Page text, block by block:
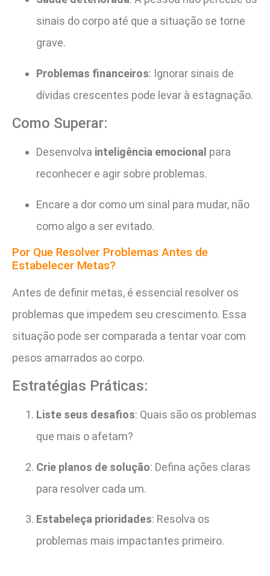
sinais do corpo até que a situação se torne
grave.
Problemas financeiros: Ignorar sinais de
dívidas crescentes pode levar à estagnação.
Como Superar:
Desenvolva inteligência emocional para
reconhecer e agir sobre problemas.
Encare a dor como um sinal para mudar, não
como algo a ser evitado.
Por Que Resolver Problemas Antes de
Estabelecer Metas?
Antes de definir metas, é essencial resolver os
problemas que impedem seu crescimento. Essa
situação pode ser comparada a tentar voar com
pesos amarrados ao corpo.
Estratégias Práticas:
Liste seus desafios: Quais são os problemas
que mais o afetam?
Crie planos de solução: Defina ações claras
para resolver cada um.
Estabeleça prioridades: Resolva os
problemas mais impactantes primeiro.